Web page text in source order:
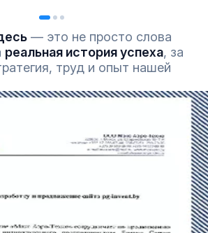
— это не просто слова
реальная история успеха, за
труд и опыт нашей